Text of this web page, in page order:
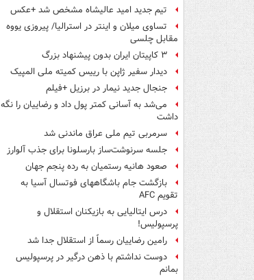
تیم جدید امید عالیشاه مشخص شد +عکس
تساوی میلان و اینتر در استرالیا/ پیروزی یووه
مقابل چلسی
۳ کاپیتان ایران بدون پیشنهاد بزرگ
دیدار سفیر ژاپن با رییس کمیته ملی المپیک
جنجال جدید نیمار در برزیل +فیلم
می‌شد به آسانی کمتر پول داد و رضاییان را نگه
داشت
سرمربی تیم ملی عراق ماندنی شد
جلسه سرنوشت‌ساز بارسلونا برای جذب آلوارز
صعود هانیه رستمیان به رده پنجم جهان
بازگشت جام باشگاههای فوتسال آسیا به
تقویم AFC
درس ایتالیایی‌ به بازیکنان استقلال و
پرسپولیس!
رامین رضاییان رسماً از استقلال جدا شد
دوست نداشتم با ذهن درگیر در پرسپولیس
بمانم